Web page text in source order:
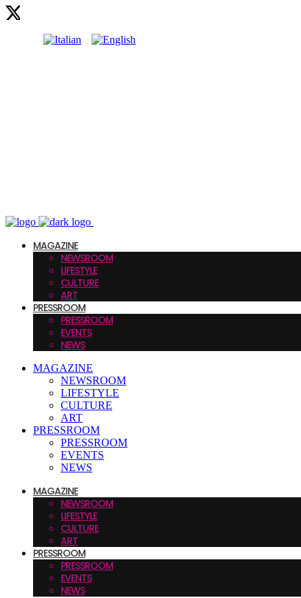
MAGAZINE
NEWSROOM
LIFESTYLE
CULTURE
ART
PRESSROOM
PRESSROOM
EVENTS
NEWS
MAGAZINE
NEWSROOM
LIFESTYLE
CULTURE
ART
PRESSROOM
PRESSROOM
EVENTS
NEWS
MAGAZINE
NEWSROOM
LIFESTYLE
CULTURE
ART
PRESSROOM
PRESSROOM
EVENTS
NEWS